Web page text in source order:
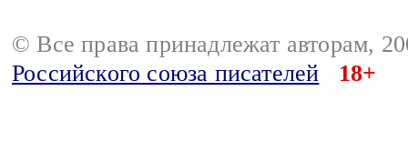
© Все права принадлежат авторам,
Российского союза писателей
18+